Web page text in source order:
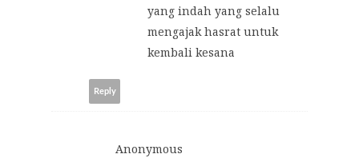
yang indah yang selalu
mengajak hasrat untuk
kembali kesana
Reply
Anonymous